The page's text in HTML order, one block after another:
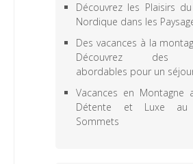
Découvrez les Plaisirs
Nordique dans les
Des vacances à la
Découvrez des
abordables pour un
Vacances en Montagne
Détente et Luxe
Sommets